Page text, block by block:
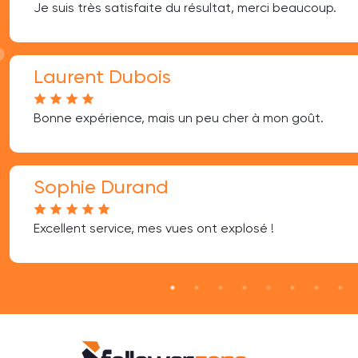
Je suis très satisfaite du résultat, merci beaucoup.
Laurent Dubois
Bonne expérience, mais un peu cher à mon goût.
Sophie Durand
Excellent service, mes vues ont explosé !